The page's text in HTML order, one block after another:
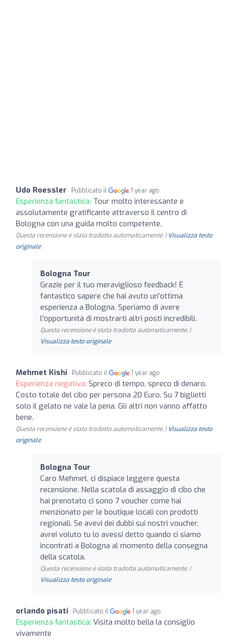
Udo Roessler Pubblicato il 1 year ago
Esperienza fantastica: Tour molto interessante e
assolutamente gratificante attraverso il centro di
Bologna con una guida molto competente.
Questa recensione è stata tradotta automaticamente. | Visualizza testo
originale
Bologna Tour
Grazie per il tuo meraviglioso feedback! È
fantastico sapere che hai avuto un'ottima
esperienza a Bologna. Speriamo di avere
l'opportunità di mostrarti altri posti incredibili.
Questa recensione è stata tradotta automaticamente. |
Visualizza testo originale
Mehmet Kishi Pubblicato il 1 year ago
Esperienza negativa: Spreco di tempo, spreco di denaro.
Costo totale del cibo per persona 20 Euro. Su 7 biglietti
solo il gelato ne vale la pena. Gli altri non vanno affatto
bene.
Questa recensione è stata tradotta automaticamente. | Visualizza testo
originale
Bologna Tour
Caro Mehmet, ci dispiace leggere questa
recensione. Nella scatola di assaggio di cibo che
hai prenotato ci sono 7 voucher come hai
menzionato per le boutique locali con prodotti
regionali. Se avevi dei dubbi sui nostri voucher,
avrei voluto tu lo avessi detto quando ci siamo
incontrati a Bologna al momento della consegna
della scatola.
Questa recensione è stata tradotta automaticamente. |
Visualizza testo originale
orlando pisati Pubblicato il 1 year ago
Esperienza fantastica: Visita molto bella la consiglio
vivamente